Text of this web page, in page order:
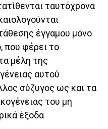
ταυτόχρονα
έγγαμου μόνο
που φέρει το
μέλη της
αυτού
σύζυγος ως και τα
του μη
έξοδα